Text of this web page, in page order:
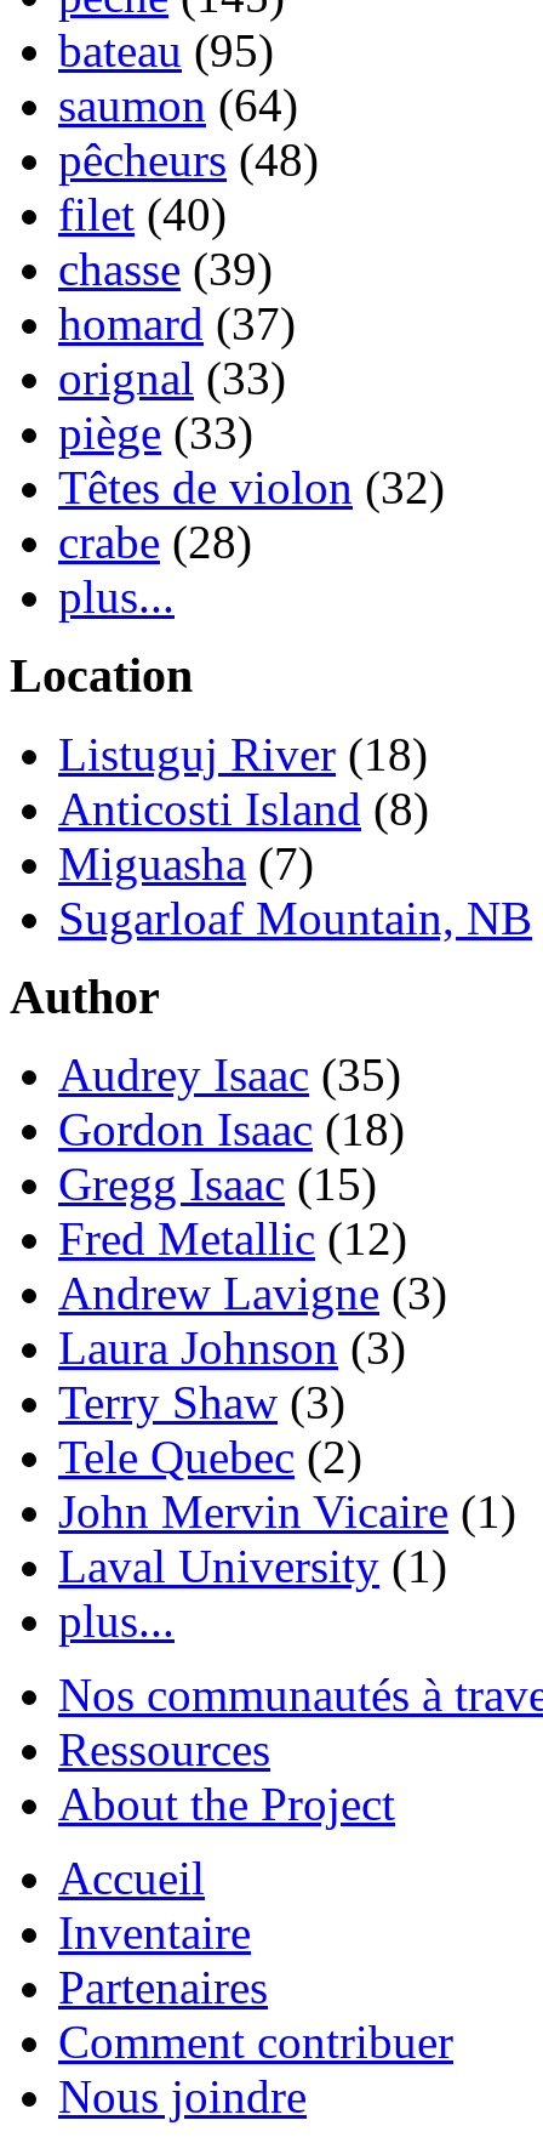
bateau (95)
saumon (64)
pêcheurs (48)
filet (40)
chasse (39)
homard (37)
orignal (33)
piège (33)
Têtes de violon (32)
crabe (28)
plus...
Location
Listuguj River (18)
Anticosti Island (8)
Miguasha (7)
Sugarloaf Mountain, NB
Author
Audrey Isaac (35)
Gordon Isaac (18)
Gregg Isaac (15)
Fred Metallic (12)
Andrew Lavigne (3)
Laura Johnson (3)
Terry Shaw (3)
Tele Quebec (2)
John Mervin Vicaire (1)
Laval University (1)
plus...
Nos communautés à
Ressources
About the Project
Accueil
Inventaire
Partenaires
Comment contribuer
Nous joindre